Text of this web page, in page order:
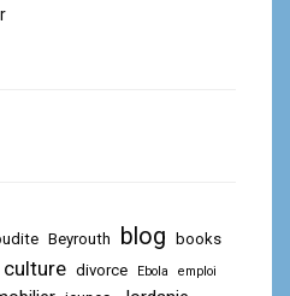
Beyrouth blog books
culture divorce Ebola emploi